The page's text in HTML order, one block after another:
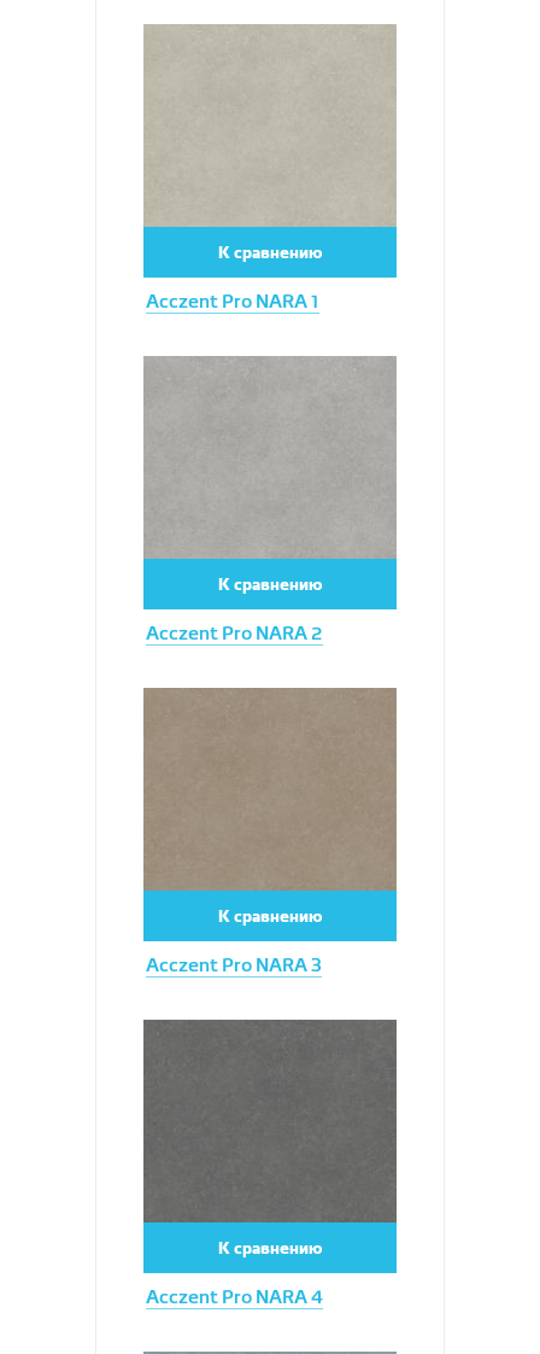
Acczent Pro NARA 1
К сравнению
Acczent Pro NARA 2
К сравнению
Acczent Pro NARA 3
К сравнению
Acczent Pro NARA 4
Увеличить
К сравнению